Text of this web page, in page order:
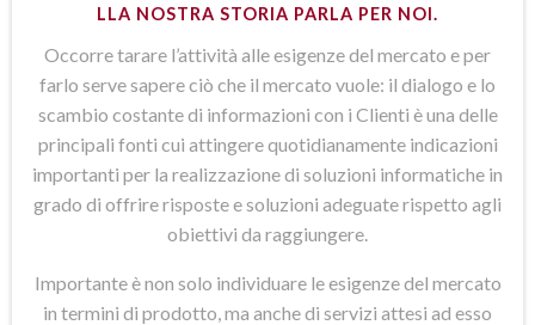
LLA NOSTRA STORIA PARLA PER NOI.
Occorre tarare l’attività alle esigenze del mercato e per
farlo serve sapere ciò che il mercato vuole: il dialogo e lo
scambio costante di informazioni con i Clienti è una delle
principali fonti cui attingere quotidianamente indicazioni
importanti per la realizzazione di soluzioni informatiche in
grado di offrire risposte e soluzioni adeguate rispetto agli
obiettivi da raggiungere.
Importante è non solo individuare le esigenze del mercato
in termini di prodotto, ma anche di servizi attesi ad esso